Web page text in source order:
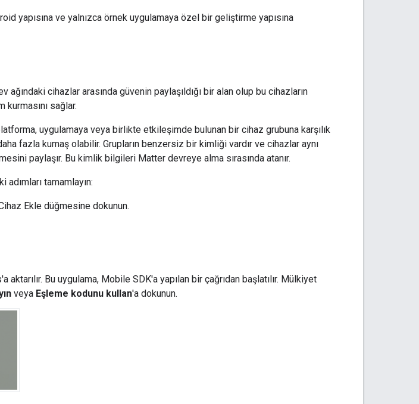
yapısına ve yalnızca örnek uygulamaya özel bir geliştirme yapısına
ağındaki cihazlar arasında güvenin paylaşıldığı bir alan olup bu cihazların
sağlar.
uygulamaya veya birlikte etkileşimde bulunan bir cihaz grubuna karşılık
fazla kumaş olabilir. Grupların benzersiz bir kimliği vardır ve cihazlar aynı
paylaşır. Bu kimlik bilgileri Matter devreye alma sırasında atanır.
adımları tamamlayın:
Ekle düğmesine dokunun.
'a aktarılır. Bu uygulama, Mobile SDK'a yapılan bir çağrıdan başlatılır. Mülkiyet
veya Eşleme kodunu kullan'a dokunun.